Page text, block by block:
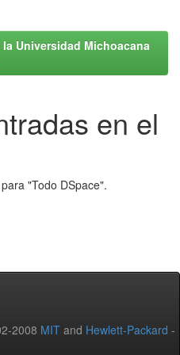
Universidad Michoacana
en el
"Todo DSpace".
2008 MIT and Hewlett-Packard -